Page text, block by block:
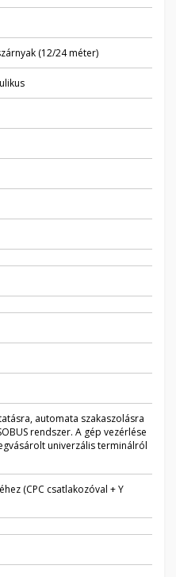
(12/24 méter)
automata szakaszolásra
rendszer. A gép vezérlése
univerzális terminálról
(CPC csatlakozóval + Y